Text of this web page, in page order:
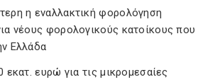
η εναλλακτική φορολόγηση
νέους φορολογικούς κατοίκους που
Ελλάδα
εκατ. ευρώ για τις μικρομεσαίες